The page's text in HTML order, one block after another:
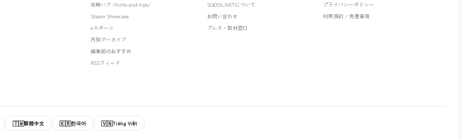
攻略ハブ /hints-and-tips/
Steam Showcase
eスポーツ
月別アーカイブ
編集部のおすすめ
RSSフィード
SQOOL.NETについて
お問い合わせ
プレス・取材窓口
プライバシーポリシー
利用規約 / 免責事項
🇹🇼繁體中文 🇰🇷한국어 🇻🇳Tiếng Việt